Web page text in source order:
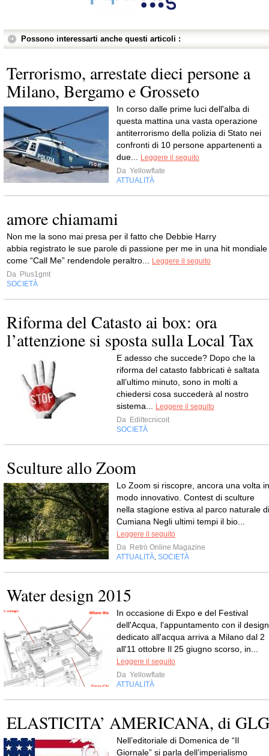
Possono interessarti anche questi articoli :
Terrorismo, arrestate dieci persone a
Milano, Bergamo e Grosseto
In corso dalle prime luci dell'alba di
questa mattina una vasta operazione
antiterrorismo della polizia di Stato nei
confronti di 10 persone appartenenti a
due...
Leggere il seguito
Da Yellowflate
ATTUALITÀ
amore chiamami
Non me la sono mai presa per il fatto che Debbie Harry
abbia registrato le sue parole di passione per me in una hit mondiale
come “Call Me” rendendole peraltro...
Leggere il seguito
Da Plus1gmt
SOCIETÀ
Riforma del Catasto ai box: ora
l’attenzione si sposta sulla Local Tax
E adesso che succede? Dopo che la
riforma del catasto fabbricati è saltata
all’ultimo minuto, sono in molti a
chiedersi cosa succederà al nostro
sistema...
Leggere il seguito
Da Ediltecnicoit
SOCIETÀ
Sculture allo Zoom
Lo Zoom si riscopre, ancora una volta in
modo innovativo. Contest di sculture
nella stagione estiva al parco naturale di
Cumiana Negli ultimi tempi il bio...
Leggere il seguito
Da Retrò Online Magazine
ATTUALITÀ SOCIETÀ
Water design 2015
In occasione di Expo e del Festival
dell'Acqua, l'appuntamento con il design
dedicato all'acqua arriva a Milano dal 2
all'11 ottobre Il 25 giugno scorso, in...
Leggere il seguito
Da Yellowflate
ATTUALITÀ
ELASTICITA’ AMERICANA, di GLG
Nell’editoriale di Domenica de “Il
Giornale” si parla dell’imperialismo